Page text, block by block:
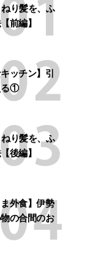
り髪を、ふ
前編】
ッチン】引
る①
り髪を、ふ
後編】
外食】伊勢
の合間のお